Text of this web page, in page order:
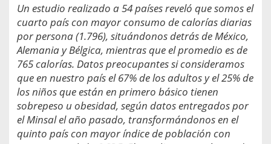
Un estudio realizado a 54 países reveló que somos el
cuarto país con mayor consumo de calorías diarias
por persona (1.796), situándonos detrás de México,
Alemania y Bélgica, mientras que el promedio es de
765 calorías. Datos preocupantes si consideramos
que en nuestro país el 67% de los adultos y el 25% de
los niños que están en primero básico tienen
sobrepeso u obesidad, según datos entregados por
el Minsal el año pasado, transformándonos en el
quinto país con mayor índice de población con